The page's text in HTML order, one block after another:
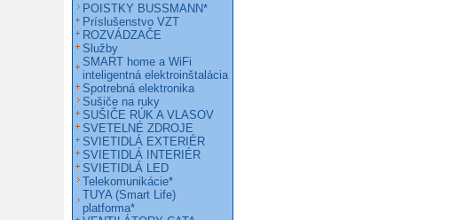
POISTKY BUSSMANN*
Príslušenstvo VZT
ROZVÁDZAČE
Služby
SMART home a WiFi
inteligentná elektroinštalácia
Spotrebná elektronika
Sušiče na ruky
SUŠIČE RÚK A VLASOV
SVETELNÉ ZDROJE
SVIETIDLÁ EXTERIÉR
SVIETIDLÁ INTERIÉR
SVIETIDLÁ LED
Telekomunikácie*
TUYA (Smart Life)
platforma*